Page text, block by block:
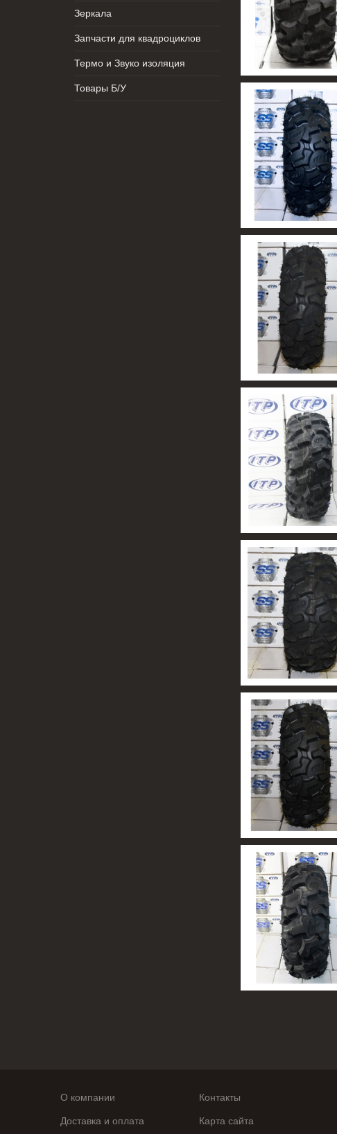
Зеркала
Запчасти для квадроциклов
Термо и Звуко изоляция
Товары Б/У
О компании Контакты
Доставка и оплата Карта сайта